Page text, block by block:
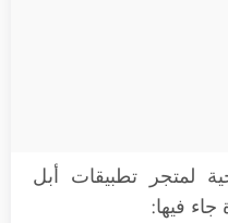
لمتجر تطبيقات أبل
فيها: